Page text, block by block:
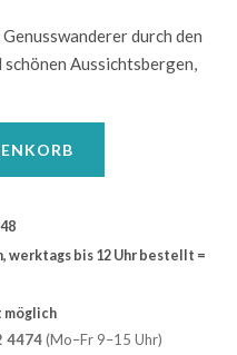
durch den
schönen Aussichtsbergen,
werktags bis 12 Uhr bestellt =
möglich
4474(Mo–Fr 9–15 Uhr)